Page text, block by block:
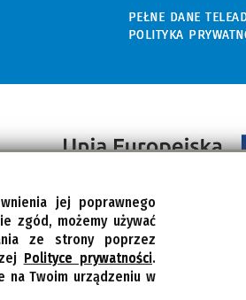
PEŁNE DANE
POLITYKA
jej poprawnego
zgód, możemy używać
ze strony poprzez
Polityce prywatności.
na Twoim urządzeniu w